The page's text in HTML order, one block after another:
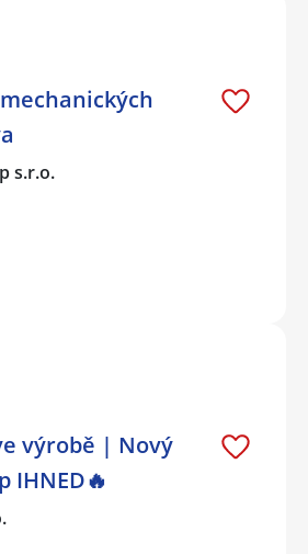
s.r.o.
výrobě | Nový
IHNED🔥